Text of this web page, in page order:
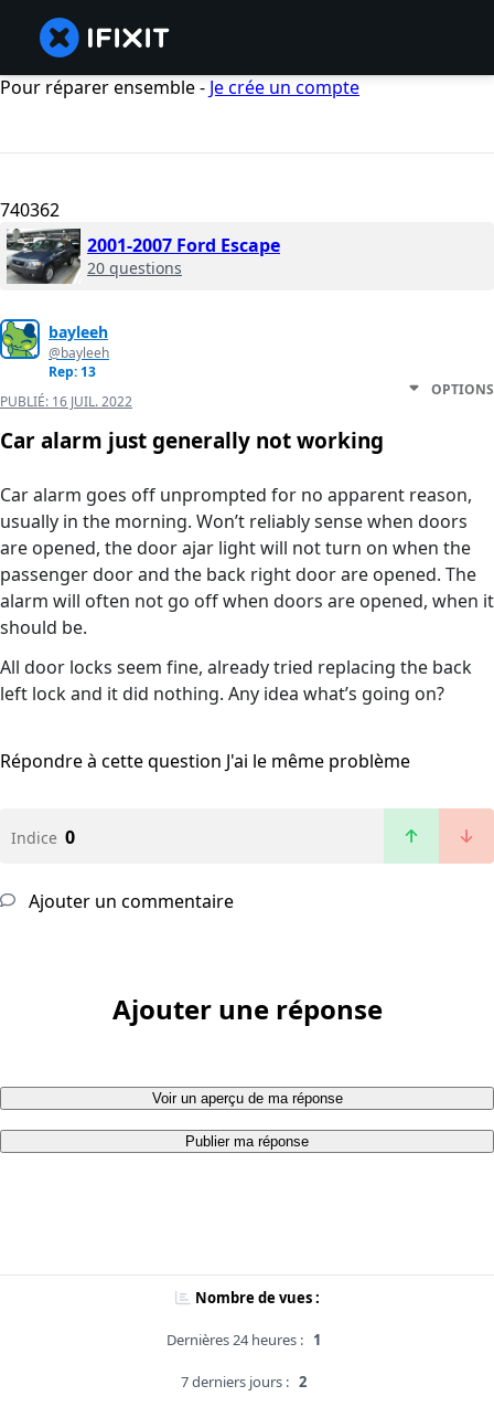
Pour réparer ensemble - Je crée un compte
740362
2001-2007 Ford Escape
20 questions
bayleeh
@bayleeh
Rep: 13
PUBLIÉ: 16 JUIL. 2022
OPTIONS
Car alarm just generally not working
Car alarm goes off unprompted for no apparent reason,
usually in the morning. Won’t reliably sense when doors
are opened, the door ajar light will not turn on when the
passenger door and the back right door are opened. The
alarm will often not go off when doors are opened, when it
should be.
All door locks seem fine, already tried replacing the back
left lock and it did nothing. Any idea what’s going on?
Répondre à cette question J'ai le même problème
Indice 0
Ajouter un commentaire
Ajouter une réponse
Voir un aperçu de ma réponse
Publier ma réponse
Nombre de vues :
Dernières 24 heures : 1
7 derniers jours : 2